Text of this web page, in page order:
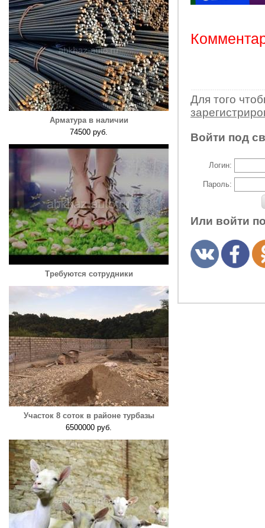
Арматура в наличии
74500 руб.
Требуются сотрудники
Участок 8 соток в районе турбазы
6500000 руб.
Для того
Войти под
Логин:
Пароль:
Или войти